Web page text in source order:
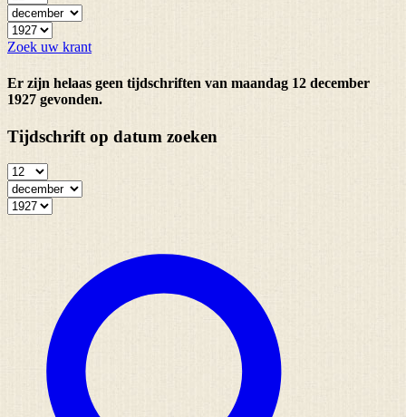
Zoek uw krant
Er zijn helaas geen tijdschriften van maandag 12 december
1927 gevonden.
Tijdschrift op datum zoeken